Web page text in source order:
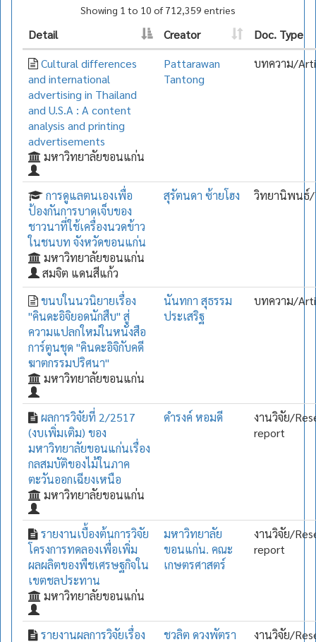
Showing 1 to 10 of 712,359 entries
Detail Creator
Doc. Type
Cultural differences
and international
advertising in Thailand
and U.S.A : A content
analysis and printing
advertisements
มหาวิทยาลัยขอนแก่น
Pattarawan
Tantong
บทความ/
การดูแลตนเองเพื่อ
ป้องกันการบาดเจ็บของ
ชาวนาที่ใช้เครื่องนวดข้าว
ในชนบท จังหวัดขอนแก่น
มหาวิทยาลัยขอนแก่น
สมจิต แดนสีแก้ว
สุรัตนดา ซ้ายโฮง วิทยานิพนธ์/
ขนบในนวนิยายเรื่อง
"คินดะอิจิยอดนักสืบ" สู่
ความแปลกใหม่ในหนังสือ
การ์ตูนชุด "คินดะอิจิกับคดี
ฆาตกรรมปริศนา"
มหาวิทยาลัยขอนแก่น
นันทกา สุธรรม
ประเสริฐ
บทความ/
ผลการวิจัยที่ 2/2517
(งบเพิ่มเติม) ของ
มหาวิทยาลัยขอนแก่นเรื่อง
กลสมบัติของไม้ในภาค
ตะวันออกเฉียงเหนือ
มหาวิทยาลัยขอนแก่น
ดำรงค์ หอมดี
งานวิจัย/
report
รายงานเบื้องต้นการวิจัย
โครงการทดลองเพื่อเพิ่ม
ผลผลิตของพืชเศรษฐกิจใน
เขตชลประทาน
มหาวิทยาลัยขอนแก่น
มหาวิทยาลัย
ขอนแก่น. คณะ
เกษตรศาสตร์
งานวิจัย/
report
รายงานผลการวิจัยเรื่อง ชวลิต ดวงพัตรา งานวิจัย/